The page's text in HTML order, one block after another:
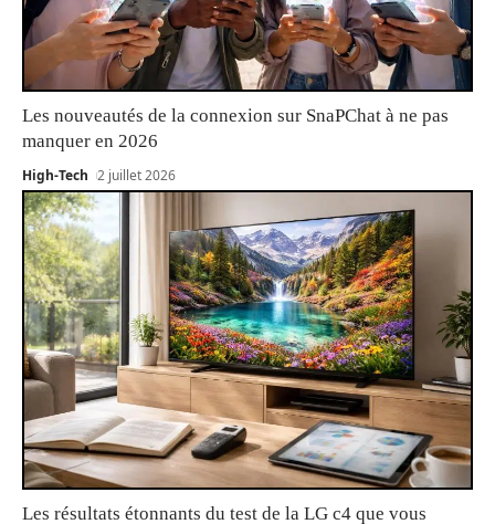
Les nouveautés de la connexion sur SnaPChat à ne pas
manquer en 2026
High-Tech 2 juillet 2026
Les résultats étonnants du test de la LG c4 que vous